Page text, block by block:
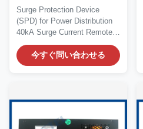
電流 リモートアラームポ
ート
Surge Protection Device
(SPD) for Power Distribution
40kA Surge Current Remote
Alarm Port Product...
今すぐ問い合わせる